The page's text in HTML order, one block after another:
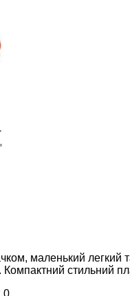
маленький
Компактний стильний